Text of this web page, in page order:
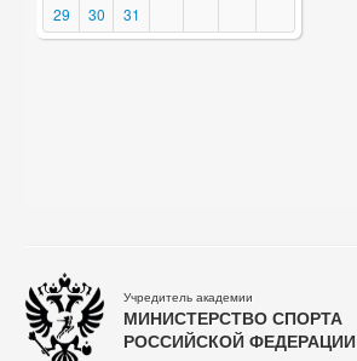
29
30 31
Учредитель академии
МИНИСТЕРСТВО СПОРТА
РОССИЙСКОЙ ФЕДЕРАЦИИ